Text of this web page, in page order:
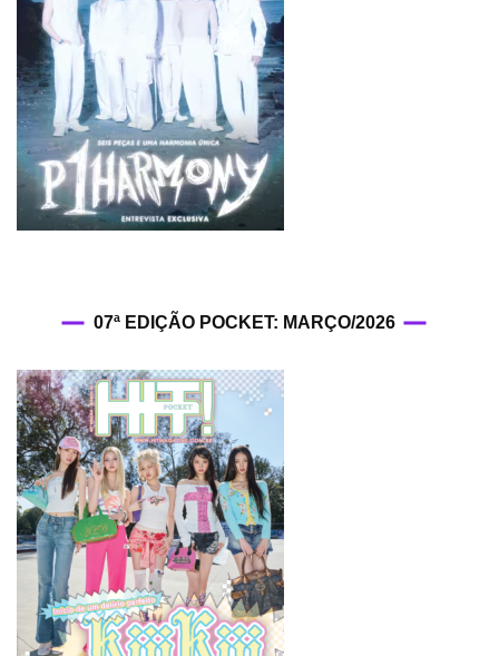
07ª EDIÇÃO POCKET: MARÇO/2026